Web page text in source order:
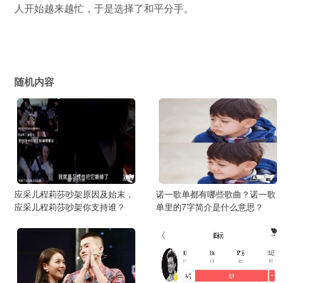
人开始越来越忙，于是选择了和平分手。
随机内容
应采儿程莉莎吵架原因及始末，
应采儿程莉莎吵架你支持谁？
诺一歌单都有哪些歌曲？诺一歌
单里的7字简介是什么意思？